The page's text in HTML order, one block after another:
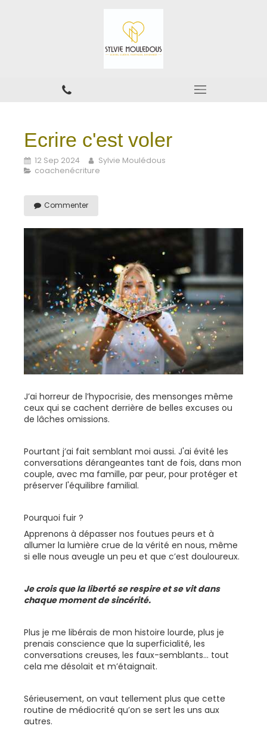
Ecrire c'est voler
12 Sep 2024
Sylvie Moulédous
coachenécriture
Commenter
J’ai horreur de l’hypocrisie, des mensonges même
ceux qui se cachent derrière de belles excuses ou
de lâches omissions.
Pourtant j’ai fait semblant moi aussi. J'ai évité les
conversations dérangeantes tant de fois, dans mon
couple, avec ma famille, par peur, pour protéger et
préserver l'équilibre familial.
Pourquoi fuir ?
Apprenons à dépasser nos foutues peurs et à
allumer la lumière crue de la vérité en nous, même
si elle nous aveugle un peu et que c’est douloureux.
Je crois que la liberté se respire et se vit dans
chaque moment de sincérité.
Plus je me libérais de mon histoire lourde, plus je
prenais conscience que la superficialité, les
conversations creuses, les faux-semblants... tout
cela me désolait et m’étaignait.
Sérieusement, on vaut tellement plus que cette
routine de médiocrité qu’on se sert les uns aux
autres.